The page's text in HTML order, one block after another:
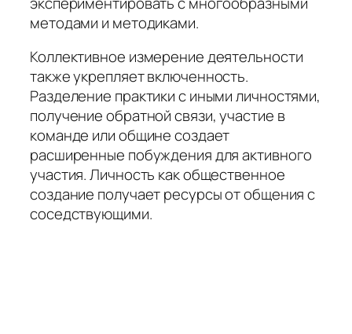
методами и методиками.
Коллективное измерение деятельности
также укрепляет включенность.
Разделение практики с иными личностями,
получение обратной связи, участие в
команде или общине создает
расширенные побуждения для активного
участия. Личность как общественное
создание получает ресурсы от общения с
соседствующими.